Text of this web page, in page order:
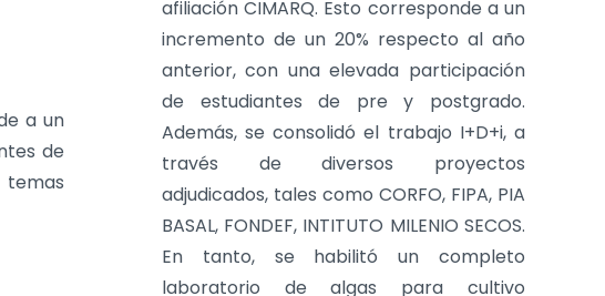
a un
de
afiliación CIMARQ. Esto corresponde a un
incremento de un 20% respecto al año
anterior, con una elevada participación
de estudiantes de pre y postgrado.
Además, se consolidó el trabajo I+D+i, a
través de diversos proyectos
adjudicados, tales como CORFO, FIPA, PIA
BASAL, FONDEF, INTITUTO MILENIO SECOS.
En tanto, se habilitó un completo
laboratorio de algas para cultivo